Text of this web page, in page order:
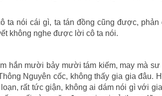
ta nói cái gì, ta tán đồng cũng được, phản
không nghe được lời cô ta nói.
hắn mười bảy mười tám kiếm, may mà sư
Nguyên cốc, không thấy gia gia đâu.
rất tức giận, không ai dám nói gì với